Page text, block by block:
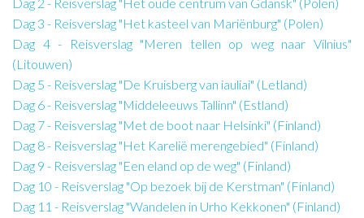
Dag 3 - Reisverslag "Het kasteel van Mariënburg" (Polen)
Dag 4 - Reisverslag "Meren tellen op weg naar Vilnius"
(Litouwen)
Dag 5 - Reisverslag "De Kruisberg van iauliai" (Letland)
Dag 6 - Reisverslag "Middeleeuws Tallinn" (Estland)
Dag 7 - Reisverslag "Met de boot naar Helsinki" (Finland)
Dag 8 - Reisverslag "Het Karelië merengebied" (Finland)
Dag 9 - Reisverslag "Een eland op de weg" (Finland)
Dag 10 - Reisverslag "Op bezoek bij de Kerstman" (Finland)
Dag 11 - Reisverslag "Wandelen in Urho Kekkonen" (Finland)